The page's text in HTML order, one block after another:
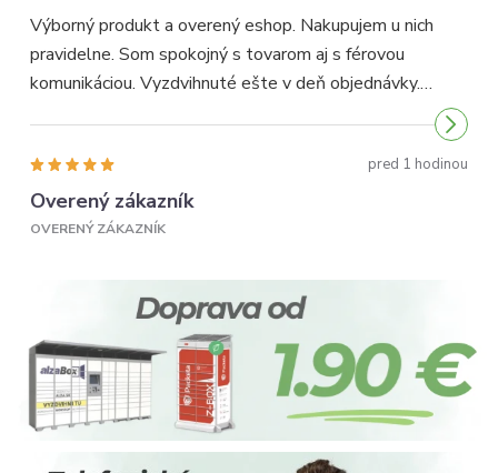
Výborný produkt a overený eshop. Nakupujem u nich
pravidelne. Som spokojný s tovarom aj s férovou
komunikáciou. Vyzdvihnuté ešte v deň objednávky.
pred 1 hodinou
Overený zákazník
OVERENÝ ZÁKAZNÍK